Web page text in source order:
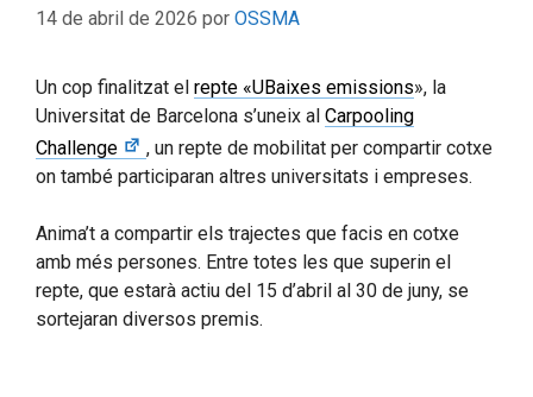
14 de abril de 2026 por OSSMA
Un cop finalitzat el repte «UBaixes emissions», la
Universitat de Barcelona s’uneix al Carpooling
Challenge
, un repte de mobilitat per compartir cotxe
on també participaran altres universitats i empreses.
Anima’t a compartir els trajectes que facis en cotxe
amb més persones. Entre totes les que superin el
repte, que estarà actiu del 15 d’abril al 30 de juny, se
sortejaran diversos premis.